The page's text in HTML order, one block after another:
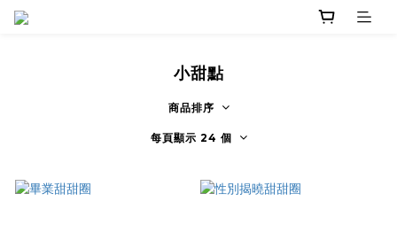
小甜點
商品排序
每頁顯示 24 個